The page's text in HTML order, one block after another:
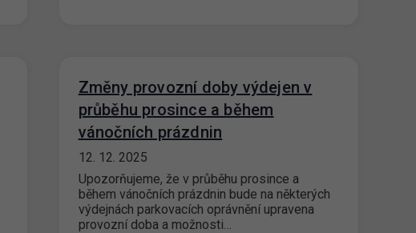
Změny provozní doby výdejen v
průběhu prosince a během
vánočních prázdnin
12. 12. 2025
Upozorňujeme, že v průběhu prosince a
během vánočních prázdnin bude na některých
výdejnách parkovacích oprávnění upravena
provozní doba a možnosti…